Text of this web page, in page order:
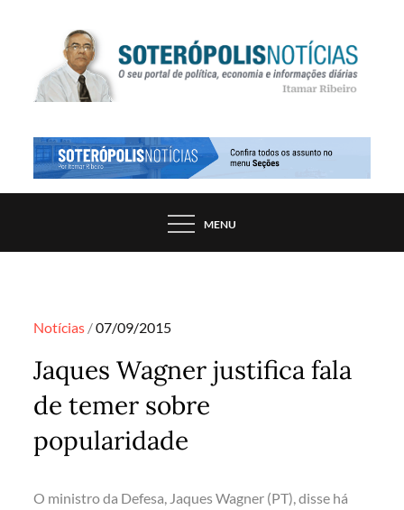
SOTERÓPOLIS NOTÍCIAS
PORTAL DE NOTÍCIAS DE SALVADOR E
MENU
Notícias Posted
07/09/2015
Jaques Wagner justifica fala
de temer sobre
popularidade
O ministro da Defesa, Jaques Wagner (PT), disse há